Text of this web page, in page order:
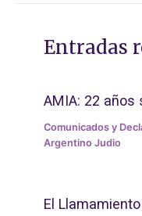
Entradas
AMIA: 22 años
Comunicados y
Argentino Judio
El